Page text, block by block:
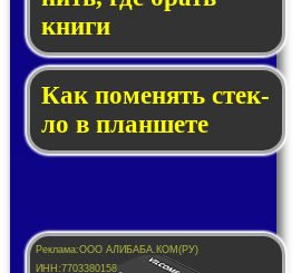
кни­ги
Как по­ме­нять стек­
ло в планшете